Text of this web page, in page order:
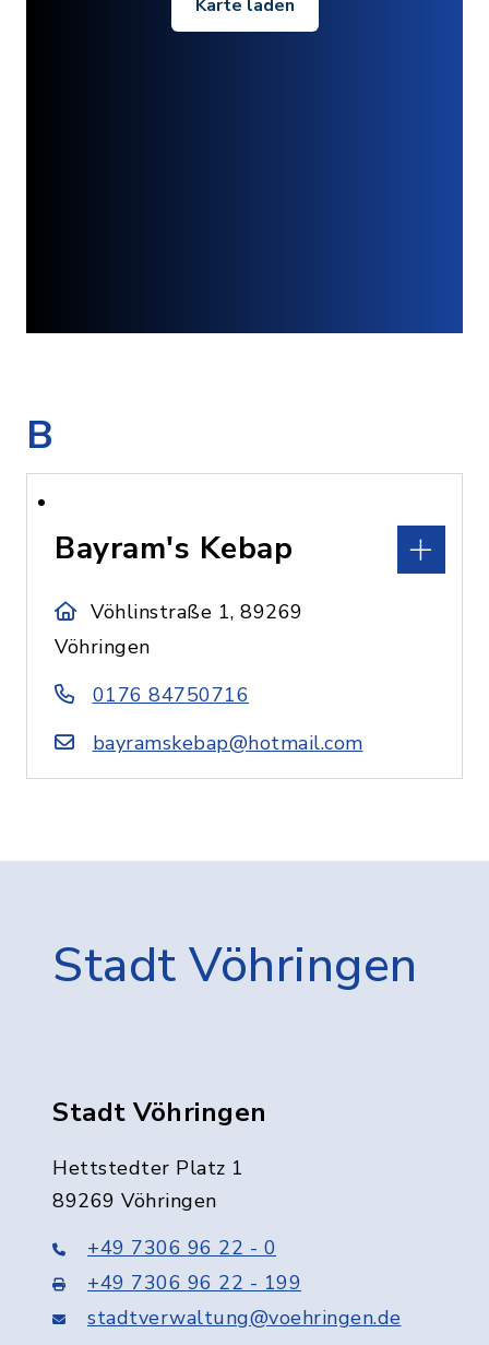
Karte laden
B
Bayram's Kebap
Vöhlinstraße 1, 89269
Vöhringen
0176 84750716
bayramskebap@hotmail.com
Stadt Vöhringen
Stadt Vöhringen
Hettstedter Platz 1
89269 Vöhringen
+49 7306 96 22 - 0
+49 7306 96 22 - 199
stadtverwaltung@voehringen.de